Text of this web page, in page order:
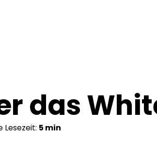
das
Lesezeit: 5 min